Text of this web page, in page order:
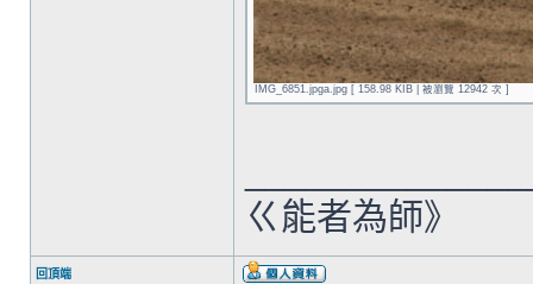
IMG_6851.jpga.jpg [ 158.98 KIB | 被瀏覽 12942 次 ]
ㄍ能者為師》
回頂端